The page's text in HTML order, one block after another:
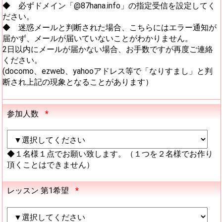
◆ 必ずドメイン「@87hana.info」の指定受信を設定してく
ださい。
◆ 迷惑メールと判断された場合、こちらにはエラー通知が
届かず、メールが届いていないことがわかりません。
2日以内にメールが届かない場合、お手数ですが再度ご連絡
ください。
(docomo、ezweb、yahooアドレス等で「なりすまし」と判
断され上記の現象となることがあります）
参加人数 *
◆１名様１点でお願い致します。（１つを２名様でお作り
頂くことはできません）
レッスン 第1希望 *